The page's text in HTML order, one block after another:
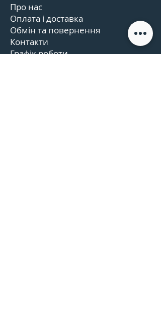
Про нас
Оплата і доставка
Обмін та повернення
Контакти
Графік роботи